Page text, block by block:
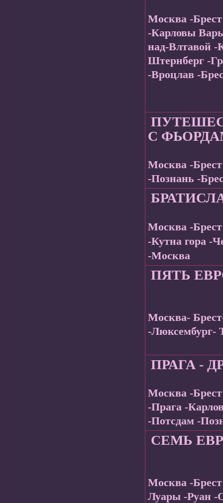
Москва -
-Карловы
над-Влтавой
Штернберг -
-Вроцлав -
С
Москва -
-Познань -
Москва -
-Кутна гора -
-Москва
ПЯТЬ
Москва-
-Люксембург-
ПРАГА -
Москва -
-Прага -
-Потсдам -
СЕМЬ
Москва -
Луары -Руан -